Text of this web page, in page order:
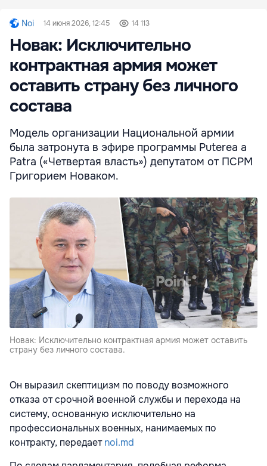
Noi 14 июня 2026, 12:45 14 113
Новак: Исключительно
контрактная армия может
оставить страну без личного
состава
Модель организации Национальной армии
была затронута в эфире программы Puterea a
Patra («Четвертая власть») депутатом от ПСРМ
Григорием Новаком.
Новак: Исключительно контрактная армия может оставить
страну без личного состава.
Он выразил скептицизм по поводу возможного
отказа от срочной военной службы и перехода на
систему, основанную исключительно на
профессиональных военных, нанимаемых по
контракту, передаетnoi.md